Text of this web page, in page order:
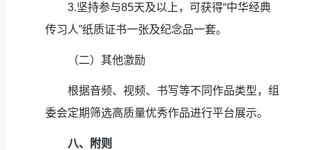
3.坚持参与85天及以上，可获得“中华经典
传习人”纸质证书一张及纪念品一套。
（二）其他激励
根据音频、视频、书写等不同作品类型，组
委会定期筛选高质量优秀作品进行平台展示。
八、附则